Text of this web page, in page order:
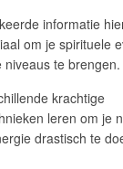
informatie
om je spirituele
niveaus te brengen.
krachtige
leren om je
drastisch te